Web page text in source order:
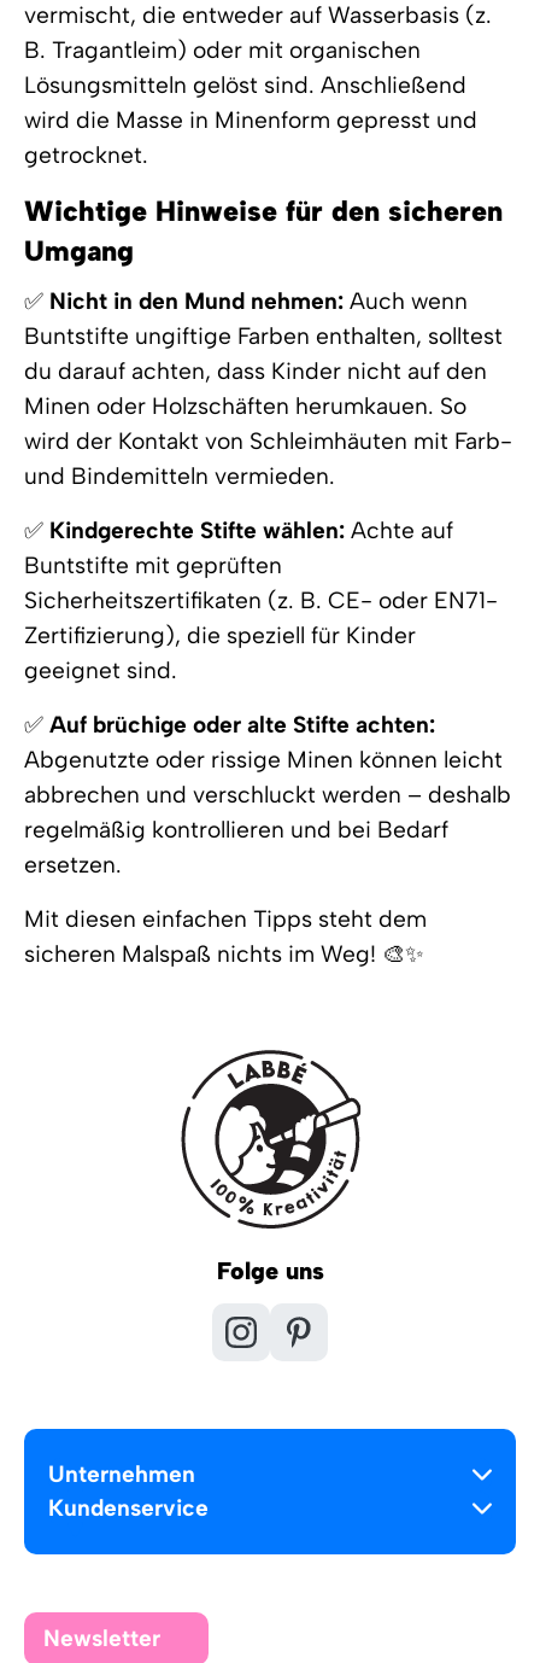
vermischt, die entweder auf Wasserbasis (z.
B. Tragantleim) oder mit organischen
Lösungsmitteln gelöst sind. Anschließend
wird die Masse in Minenform gepresst und
getrocknet.
Wichtige Hinweise für den sicheren
Umgang
✅ Nicht in den Mund nehmen: Auch wenn
Buntstifte ungiftige Farben enthalten, solltest
du darauf achten, dass Kinder nicht auf den
Minen oder Holzschäften herumkauen. So
wird der Kontakt von Schleimhäuten mit Farb-
und Bindemitteln vermieden.
✅ Kindgerechte Stifte wählen: Achte auf
Buntstifte mit geprüften
Sicherheitszertifikaten (z. B. CE- oder EN71-
Zertifizierung), die speziell für Kinder
geeignet sind.
✅ Auf brüchige oder alte Stifte achten:
Abgenutzte oder rissige Minen können leicht
abbrechen und verschluckt werden – deshalb
regelmäßig kontrollieren und bei Bedarf
ersetzen.
Mit diesen einfachen Tipps steht dem
sicheren Malspaß nichts im Weg! 🎨✨
Folge uns
Unternehmen
Kundenservice
Newsletter